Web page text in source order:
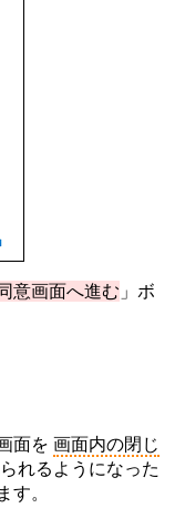
意画面へ進む 」ボ
面を 画面内の閉じ
れるようになった
す。